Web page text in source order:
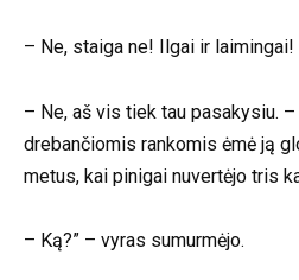
– Ne, staiga ne! Ilgai ir laimingai!
– Ne, aš vis tiek tau pasakysiu.
drebančiomis rankomis ėmė ją
metus, kai pinigai nuvertėjo tris
– Ką?” – vyras sumurmėjo.